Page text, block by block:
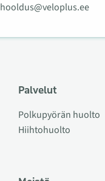
hooldus@veloplus.ee
Palvelut
Polkupyörän huolto
Hiihtohuolto